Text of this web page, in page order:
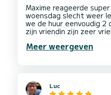
Maxime reageerde
woensdag slecht weer
we de huur eenvoudig 2
zijn vriendin zijn zeer
Bijzonder om een keer
Meer weergeven
Luc